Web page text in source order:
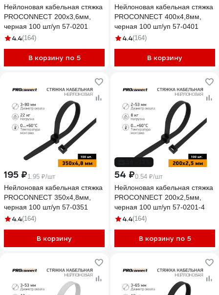
Нейлоновая кабельная стяжка
PROCONNECT 200x3,6мм,
черная 100 шт/уп 57-0201
4.4(164)
В корзину по 5
Нейлоновая кабельная стяжка
PROCONNECT 400x4,8мм,
черная 100 шт/уп 57-0401
4.4(164)
В корзину
195 ₽1.95 ₽/шт
Нейлоновая кабельная стяжка
PROCONNECT 350x4,8мм,
черная 100 шт/уп 57-0351
4.4(164)
В корзину
54 ₽0.54 ₽/шт
Нейлоновая кабельная стяжка
PROCONNECT 200x2,5мм,
черная 100 шт/уп 57-0201-4
4.4(164)
В корзину по 5